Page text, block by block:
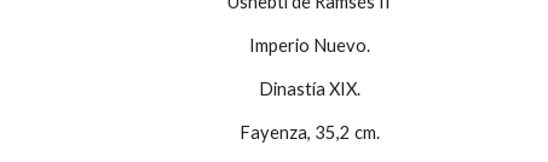
Imperio Nuevo.
Dinastía XIX.
Fayenza, 35,2 cm.